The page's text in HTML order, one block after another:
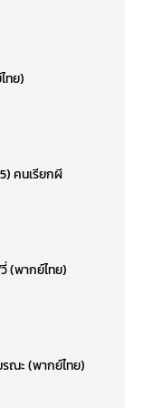
ทย)
คนเรียกผี
(พากย์ไทย)
ณะ (พากย์ไทย)